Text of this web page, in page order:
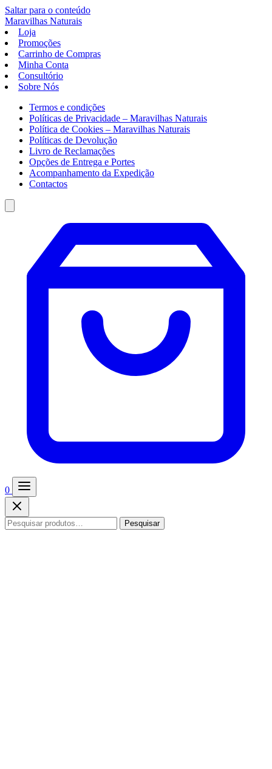
Saltar para o conteúdo
Maravilhas Naturais
Loja
Promoções
Carrinho de Compras
Minha Conta
Consultório
Sobre Nós
Termos e condições
Políticas de Privacidade – Maravilhas Naturais
Política de Cookies – Maravilhas Naturais
Políticas de Devolução
Livro de Reclamações
Opções de Entrega e Portes
Acompanhamento da Expedição
Contactos
0
Pesquisar